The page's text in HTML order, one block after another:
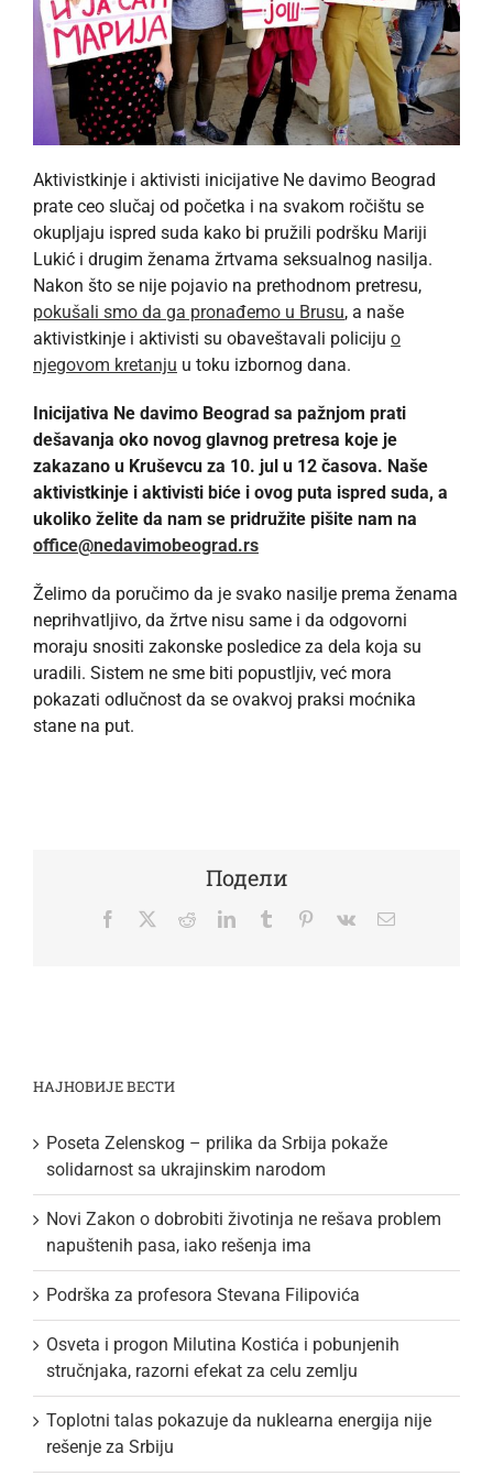
Aktivistkinje i aktivisti inicijative Ne davimo Beograd
prate ceo slučaj od početka i na svakom ročištu se
okupljaju ispred suda kako bi pružili podršku Mariji
Lukić i drugim ženama žrtvama seksualnog nasilja.
Nakon što se nije pojavio na prethodnom pretresu,
pokušali smo da ga pronađemo u Brusu, a naše
aktivistkinje i aktivisti su obaveštavali policiju o
njegovom kretanju u toku izbornog dana.
Inicijativa Ne davimo Beograd sa pažnjom prati
dešavanja oko novog glavnog pretresa koje je
zakazano u Kruševcu za 10. jul u 12 časova. Naše
aktivistkinje i aktivisti biće i ovog puta ispred suda, a
ukoliko želite da nam se pridružite pišite nam na
office@nedavimobeograd.rs
Želimo da poručimo da je svako nasilje prema ženama
neprihvatljivo, da žrtve nisu same i da odgovorni
moraju snositi zakonske posledice za dela koja su
uradili. Sistem ne sme biti popustljiv, već mora
pokazati odlučnost da se ovakvoj praksi moćnika
stane na put.
Подели
Facebook
TwitterRedditLinkedInTumblr Pinterest
Vk Email
НАЈНОВИЈЕ ВЕСТИ
Poseta Zelenskog – prilika da Srbija pokaže
solidarnost sa ukrajinskim narodom
Novi Zakon o dobrobiti životinja ne rešava problem
napuštenih pasa, iako rešenja ima
Podrška za profesora Stevana Filipovića
Osveta i progon Milutina Kostića i pobunjenih
stručnjaka, razorni efekat za celu zemlju
Toplotni talas pokazuje da nuklearna energija nije
rešenje za Srbiju